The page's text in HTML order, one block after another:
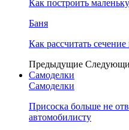
Как построить
Баня
Как рассчитать
Предыдущие
Самоделки
Самоделки
Присоска больше не
автомобилисту